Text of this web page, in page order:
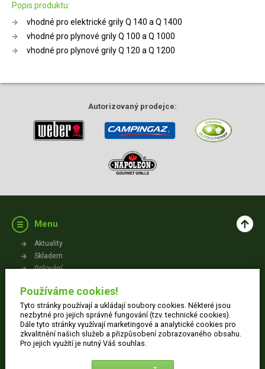
Popis produktu:
vhodné pro elektrické grily Q 140 a Q 1400
vhodné pro plynové grily Q 100 a Q 1000
vhodné pro plynové grily Q 120 a Q 1200
Autorizovaný prodejce:
Menu
Aktuality
Skladem
Grilování
Kontakt
Vše o nákupu
Jak nakupovat
Obchodní podmínky
Dodací informace
Používáme cookies!
Tyto stránky používají a ukládají soubory cookies. Některé jsou
nezbytné pro jejich správné fungování (tzv. technické cookies).
Dále tyto stránky využívají marketingové a analytické cookies pro
zkvalitnění našich služeb a přizpůsobení zobrazovaného obsahu.
Pro jejich využití je nutný Váš souhlas.